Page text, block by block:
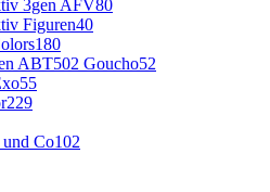
3gen AFV80
Figuren40
180
ABT502 Goucho52
55
229
Co102